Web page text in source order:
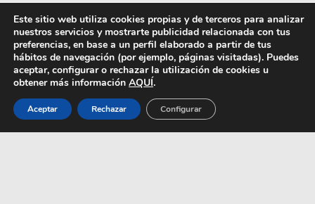
Este sitio web utiliza cookies propias y de terceros para analizar
nuestros servicios y mostrarte publicidad relacionada con tus
preferencias, en base a un perfil elaborado a partir de tus
hábitos de navegación (por ejemplo, páginas visitadas). Puedes
aceptar, configurar o rechazar la utilización de cookies u
obtener más información AQUÍ.
Aceptar Rechazar Configurar